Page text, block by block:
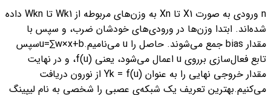
n ورودی به صورت X1 تا Xn به وزن‌های مربوطه از Wk1 تا Wkn داده
شده‌اند. ابتدا وزن‌ها در ورودی‌های خودشان ضرب، و سپس با
مقدار bias جمع می‌شوند. حاصل را u می‌نامیم.
u=∑w×x+bسپس
تابع فعال‌سازی برروی u اعمال می‌شود، یعنی (f(u، و در نهایت
مقدار خروجی نهایی را به عنوان (Yk = f(u از نورون دریافت
می‌کنیم.بهترین تعریف یک شبکه‌ی عصبی را شخصی به نام لیپینگ